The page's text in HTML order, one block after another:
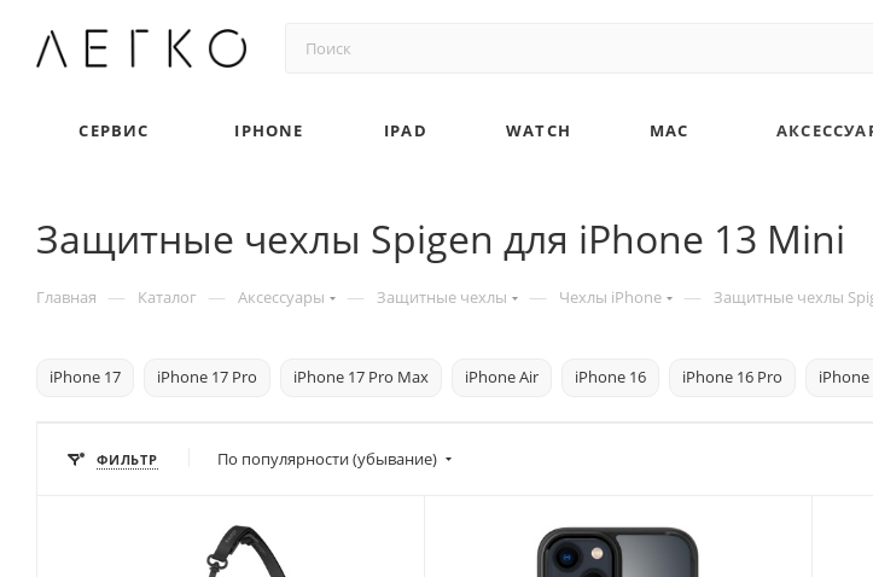
СЕРВИС IPHONE IPAD WATCH MAC
Защитные чехлы Spigen для iPhone 13 Mini
Главная — Каталог — Аксессуары — Защитные чехлы — Чехлы iPhone — Защитные чехлы
iPhone 17 iPhone 17 Pro iPhone 17 Pro Max iPhone Air iPhone 16 iPhone 16 Pro
ФИЛЬТР По популярности (убывание)